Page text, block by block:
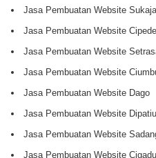
Jasa Pembuatan Website
Jasa Pembuatan Website
Jasa Pembuatan Website
Jasa Pembuatan Website
Jasa Pembuatan Website Dago
Jasa Pembuatan Website
Jasa Pembuatan Website
Jasa Pembuatan Website